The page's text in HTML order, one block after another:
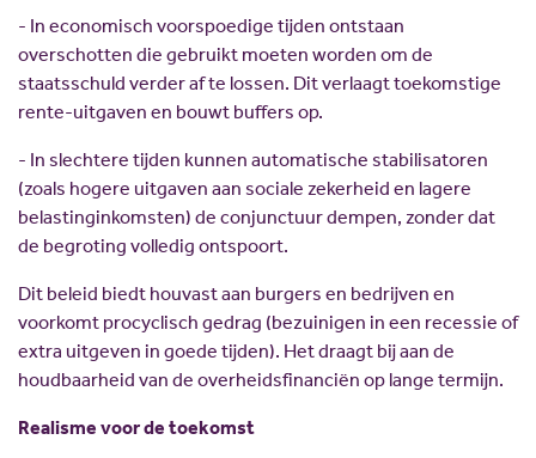
- In economisch voorspoedige tijden ontstaan
overschotten die gebruikt moeten worden om de
staatsschuld verder af te lossen. Dit verlaagt toekomstige
rente-uitgaven en bouwt buffers op.
- In slechtere tijden kunnen automatische stabilisatoren
(zoals hogere uitgaven aan sociale zekerheid en lagere
belastinginkomsten) de conjunctuur dempen, zonder dat
de begroting volledig ontspoort.
Dit beleid biedt houvast aan burgers en bedrijven en
voorkomt procyclisch gedrag (bezuinigen in een recessie of
extra uitgeven in goede tijden). Het draagt bij aan de
houdbaarheid van de overheidsfinanciën op lange termijn.
Realisme voor de toekomst